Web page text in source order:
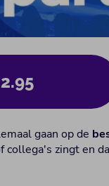
gaan op de
zingt en